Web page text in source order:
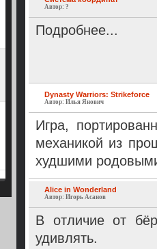
Автор: ?
Подробнее...
Dynasty Warriors: Strikeforce
Автор: Илья Янович
Игра,
механикой из
худшими
Alice in Wonderland
Автор: Игорь Асанов
В отличие от
удивлять.